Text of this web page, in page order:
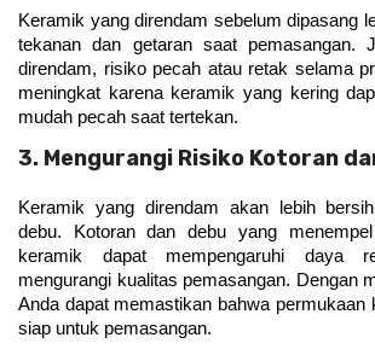
Keramik yang direndam sebelum dipasang
tekanan dan getaran saat pemasangan.
direndam, risiko pecah atau retak selama
meningkat karena keramik yang kering
mudah pecah saat tertekan.
3. Mengurangi Risiko Kotoran
Keramik yang direndam akan lebih
debu. Kotoran dan debu yang
keramik dapat mempengaruhi daya
mengurangi kualitas pemasangan. Dengan
Anda dapat memastikan bahwa permukaan
siap untuk pemasangan.